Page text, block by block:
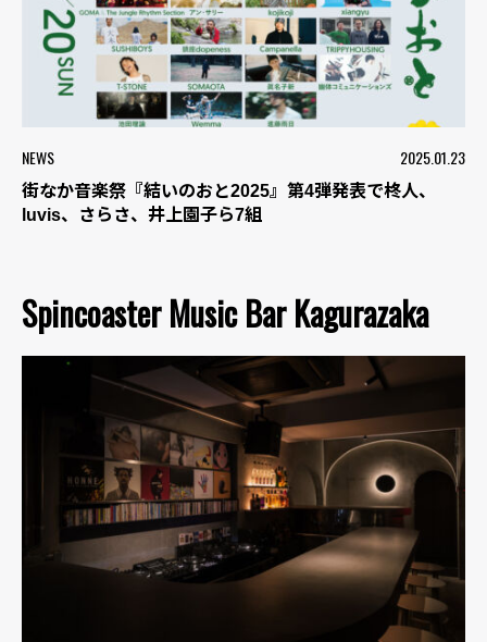
NEWS 2025.01.23
街なか音楽祭『結いのおと2025』第4弾発表で柊人、
luvis、さらさ、井上園子ら7組
Spincoaster Music Bar Kagurazaka